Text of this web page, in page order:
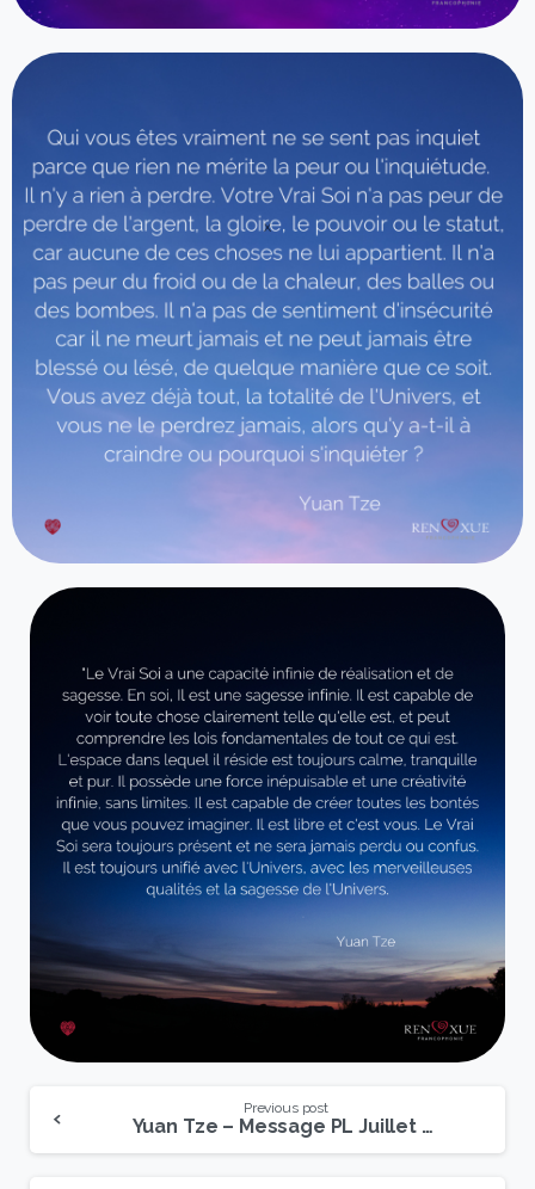
Previous post
Yuan Tze – Message PL Juillet 2023